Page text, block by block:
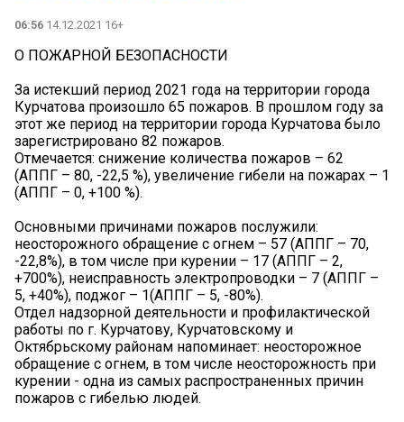
06:56 14.12.2021 16+
О ПОЖАРНОЙ БЕЗОПАСНОСТИ
За истекший период 2021 года на территории города
Курчатова произошло 65 пожаров. В прошлом году за
этот же период на территории города Курчатова было
зарегистрировано 82 пожаров.
Отмечается: снижение количества пожаров – 62
(АППГ – 80, -22,5 %), увеличение гибели на пожарах – 1
(АППГ – 0, +100 %).
Основными причинами пожаров послужили:
неосторожного обращение с огнем – 57 (АППГ – 70,
-22,8%), в том числе при курении – 17 (АППГ – 2,
+700%), неисправность электропроводки – 7 (АППГ –
5, +40%), поджог – 1(АППГ – 5, -80%).
Отдел надзорной деятельности и профилактической
работы по г. Курчатову, Курчатовскому и
Октябрьскому районам напоминает: неосторожное
обращение с огнем, в том числе неосторожность при
курении - одна из самых распространенных причин
пожаров с гибелью людей.